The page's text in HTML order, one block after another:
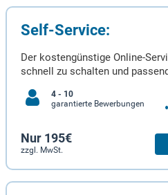
Self-Service:
Der kostengünstige Online-
schnell zu schalten und
4 - 10
garantierte Bewerbungen
Nur 195€
zzgl. MwSt.